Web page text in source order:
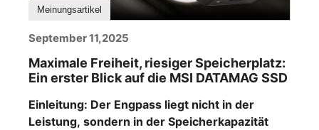
Meinungsartikel
September 11,2025
Maximale Freiheit, riesiger Speicherplatz:
Ein erster Blick auf die MSI DATAMAG SSD
Einleitung: Der Engpass liegt nicht in der
Leistung, sondern in der Speicherkapazität